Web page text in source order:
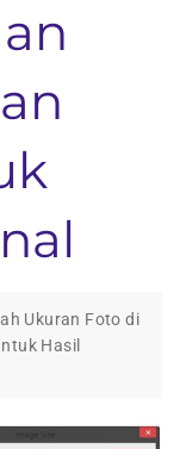
Ukuran Foto di
Hasil